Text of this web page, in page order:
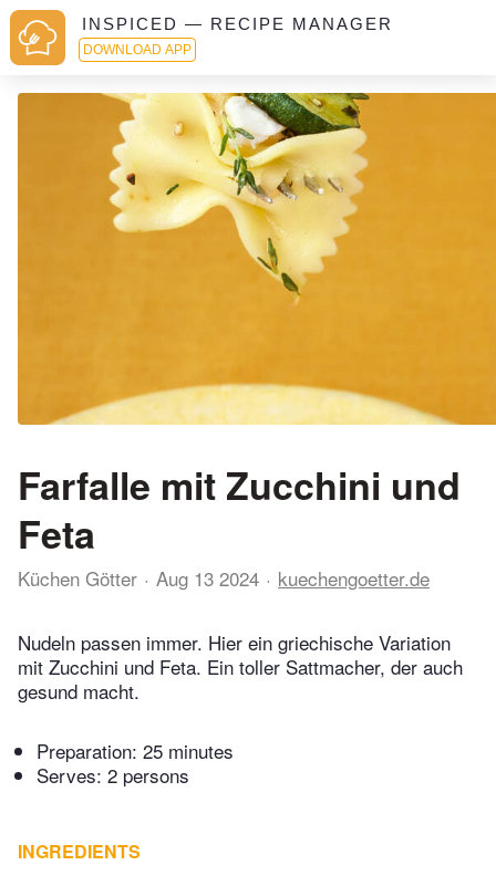
INSPICED — RECIPE MANAGER
DOWNLOAD APP
Farfalle mit Zucchini und
Feta
Küchen Götter Aug 13 2024 kuechengoetter.de
Nudeln passen immer. Hier ein griechische Variation
mit Zucchini und Feta. Ein toller Sattmacher, der auch
gesund macht.
Preparation: 25 minutes
Serves: 2 persons
INGREDIENTS